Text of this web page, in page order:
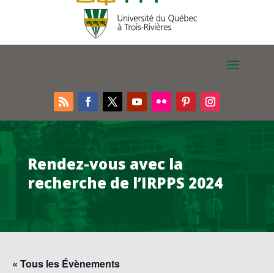
Rendez-vous avec la
recherche de l’IRPPS 2024
« Tous les Évènements